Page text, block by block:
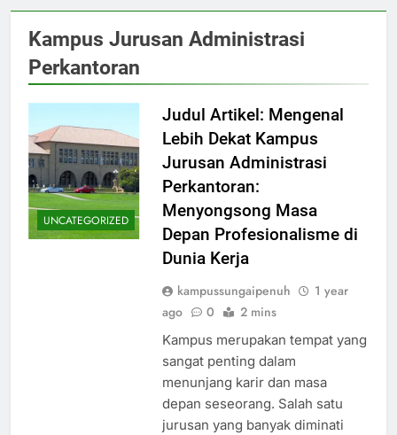
Kampus Jurusan Administrasi
Perkantoran
UNCATEGORIZED
Judul Artikel: Mengenal
Lebih Dekat Kampus
Jurusan Administrasi
Perkantoran:
Menyongsong Masa
Depan Profesionalisme di
Dunia Kerja
kampussungaipenuh
1 year
ago
0 2 mins
Kampus merupakan tempat yang
sangat penting dalam
menunjang karir dan masa
depan seseorang. Salah satu
jurusan yang banyak diminati